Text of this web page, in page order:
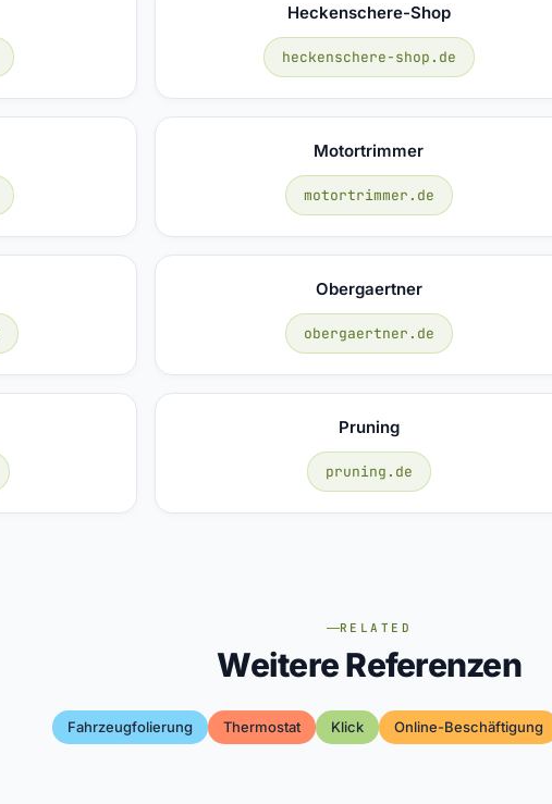
Heckenschere-Shop
heckenschere-shop.de
Motortrimmer
motortrimmer.de
Obergaertner
obergaertner.de
Pruning
pruning.de
RELATED
Weitere Referenzen
Fahrzeugfolierung Thermostat Klick Online-Beschäftigung